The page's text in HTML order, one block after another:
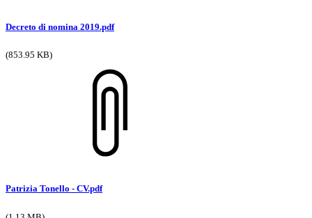
Decreto di nomina 2019.pdf
(853.95 KB)
Patrizia Tonello - CV.pdf